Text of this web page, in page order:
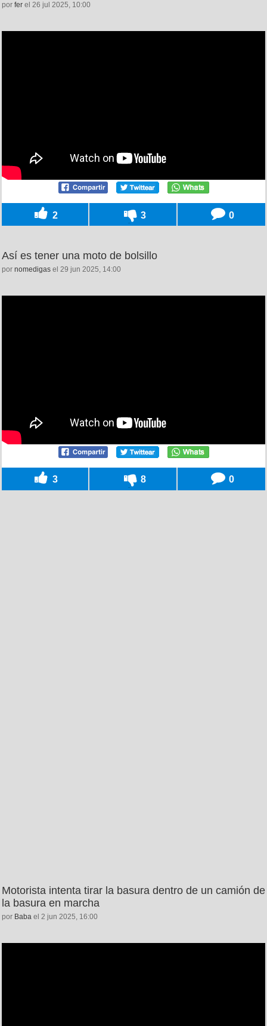
por fer el 26 jul 2025, 10:00
2 3 0
Así es tener una moto de bolsillo
por nomedigas el 29 jun 2025, 14:00
3 8 0
Motorista intenta tirar la basura dentro de un camión de
la basura en marcha
por Baba el 2 jun 2025, 16:00